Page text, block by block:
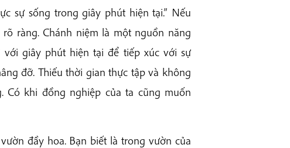
sự sống trong giây phút hiện tại.” Nếu
ràng. Chánh niệm là một nguồn năng
giây phút hiện tại để tiếp xúc với sự
đỡ. Thiếu thời gian thực tập và không
khi đồng nghiệp của ta cũng muốn
đầy hoa. Bạn biết là trong vườn của